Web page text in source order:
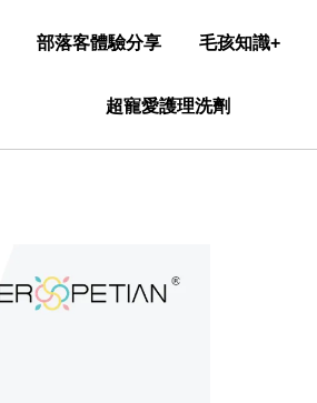
部落客體驗分享 毛孩知識+
超寵愛護理洗劑